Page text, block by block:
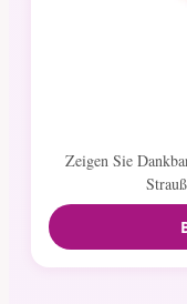
Zeigen Sie